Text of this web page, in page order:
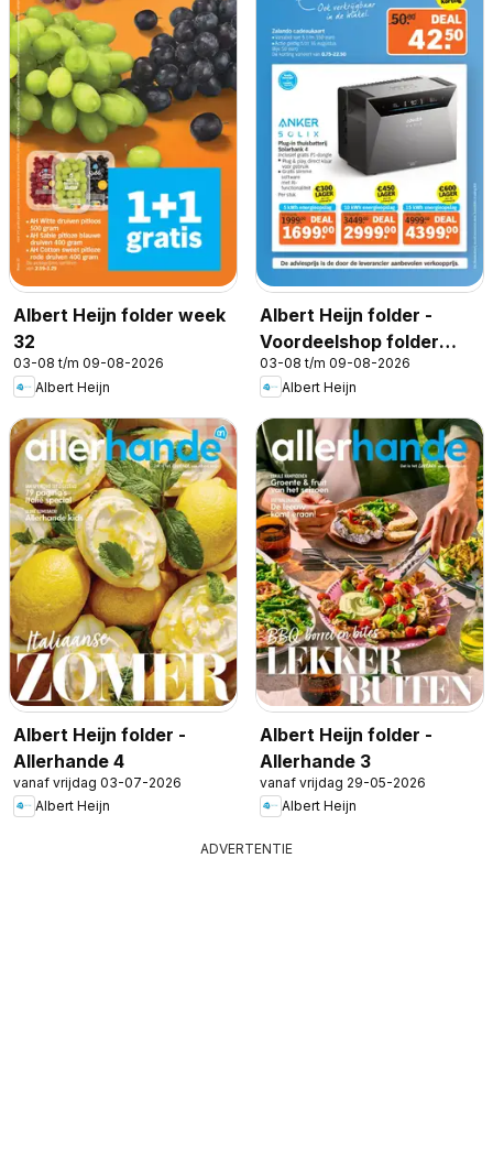
Albert Heijn folder week
32
03-08 t/m 09-08-2026
Albert Heijn
Albert Heijn folder -
Voordeelshop folder
week 32
03-08 t/m 09-08-2026
Albert Heijn
Albert Heijn folder -
Allerhande 4
vanaf vrijdag 03-07-2026
Albert Heijn
Albert Heijn folder -
Allerhande 3
vanaf vrijdag 29-05-2026
Albert Heijn
ADVERTENTIE